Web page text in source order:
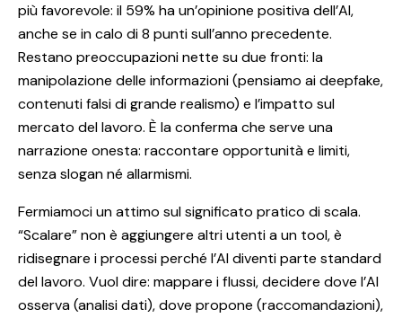
più favorevole: il 59% ha un’opinione positiva dell’AI,
anche se in calo di 8 punti sull’anno precedente.
Restano preoccupazioni nette su due fronti: la
manipolazione delle informazioni (pensiamo ai deepfake,
contenuti falsi di grande realismo) e l’impatto sul
mercato del lavoro. È la conferma che serve una
narrazione onesta: raccontare opportunità e limiti,
senza slogan né allarmismi.
Fermiamoci un attimo sul significato pratico di scala.
“Scalare” non è aggiungere altri utenti a un tool, è
ridisegnare i processi perché l’AI diventi parte standard
del lavoro. Vuol dire: mappare i flussi, decidere dove l’AI
osserva (analisi dati), dove propone (raccomandazioni),